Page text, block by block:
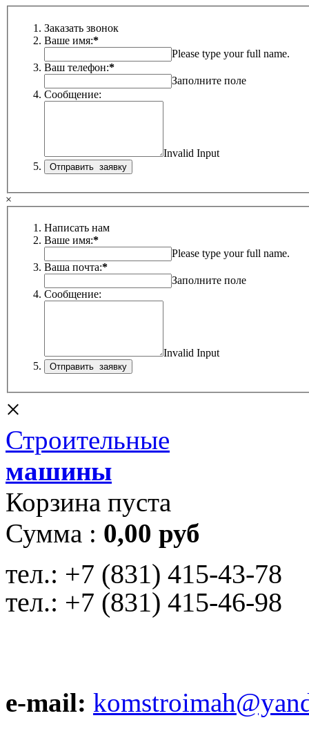
Заказать звонок
Ваше имя:*
Please type your full name.
Ваш телефон:*
Заполните поле
Сообщение:
Invalid Input
×
Написать нам
Ваше имя:*
Please type your full name.
Ваша почта:*
Заполните поле
Сообщение:
Invalid Input
×
Строительные
машины
Корзина пуста
Сумма : 0,00 руб
тел.: +7 (831) 415-43-78
тел.: +7 (831) 415-46-98
e-mail: